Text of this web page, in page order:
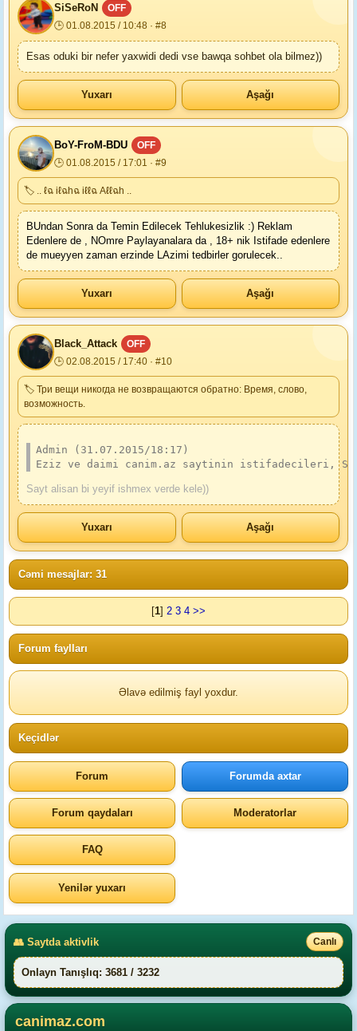
SiSeRoN
OFF
🕒 01.08.2015 / 10:48 · #8
Esas oduki bir nefer yaxwidi dedi vse bawqa sohbet ola bilmez))
Yuxarı Aşağı
BoY-FroM-BDU
OFF
🕒 01.08.2015 / 17:01 · #9
🏷 .. ℓฉ iℓฉhฉ iℓℓฉ Аℓℓฉh ..
BUndan Sonra da Temin Edilecek Tehlukesizlik :) Reklam
Edenlere de , NOmre Paylayanalara da , 18+ nik Istifade edenlere
de mueyyen zaman erzinde LAzimi tedbirler gorulecek..
Yuxarı Aşağı
Black_Attack
OFF
🕒 02.08.2015 / 17:40 · #10
🏷 Три вещи никогда не возвращаются обратно: Время, слово,
возможность.
Admin (31.07.2015/18:17)
Eziz ve daimi canim.az saytinin istifadecileri,
Sayt alisan bi yeyif ishmex verde kele))
Yuxarı Aşağı
Cəmi mesajlar: 31
[1] 2 3 4 >>
Forum faylları
Əlavə edilmiş fayl yoxdur.
Keçidlər
Forum Forumda axtar
Forum qaydaları Moderatorlar
FAQ
Yenilər yuxarı
👥 Saytda aktivlik Canlı
Onlayn Tanışlıq: 3681 / 3232
canimaz.com